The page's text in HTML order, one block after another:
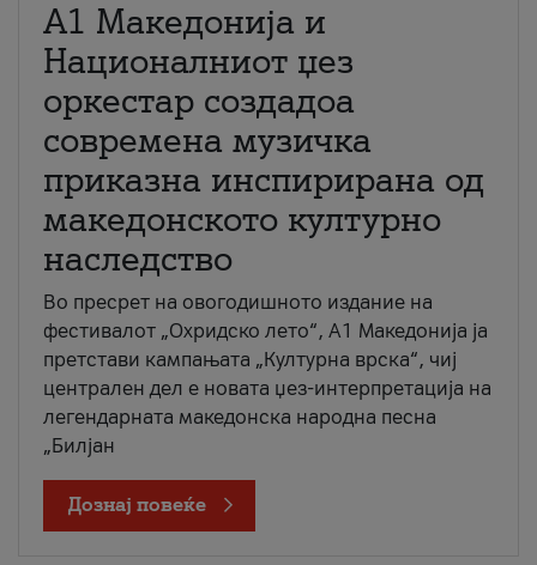
А1 Македонија и
Националниот џез
оркестар создадоа
современа музичка
приказна инспирирана од
македонското културно
наследство
Во пресрет на овогодишното издание на
фестивалот „Охридско лето“, А1 Македонија ја
претстави кампањата „Културна врска“, чиј
централен дел е новата џез-интерпретација на
легендарната македонска народна песна
„Билјан
Дознај повеќе